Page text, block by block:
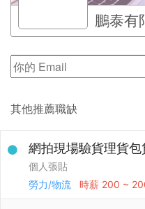
鵬泰有
其他推薦職缺
網拍現場驗貨理貨
個人張貼
勞力/物流
時薪 200 ~